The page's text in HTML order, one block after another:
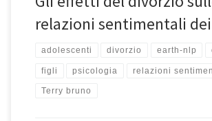
relazioni sentimentali
adolescenti divorzio earth-nlp
figli psicologia relazioni
Terry bruno